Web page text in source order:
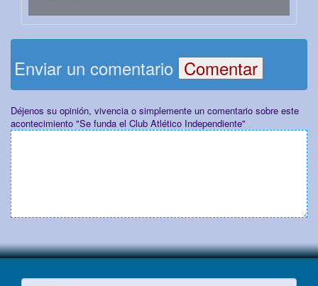
Enviar un comentario
Déjenos su opinión, vivencia o simplemente un comentario sobre este
acontecimiento "Se funda el Club Atlético Independiente"